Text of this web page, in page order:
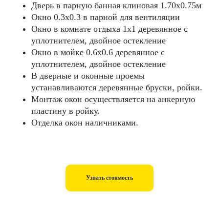
Дверь в парную банная клиновая 1.70х0.75м
Окно 0.3х0.3 в парной для вентиляции
Окно в комнате отдыха 1х1 деревянное с
уплотнителем, двойное остекление
Окно в мойке 0.6х0.6 деревянное с
уплотнителем, двойное остекление
В дверные и оконные проемы
устанавливаются деревянные бруски, ройки.
Монтаж окон осуществляется на анкерную
пластину в ройку.
Отделка окон наличниками.
Узнать стоимость